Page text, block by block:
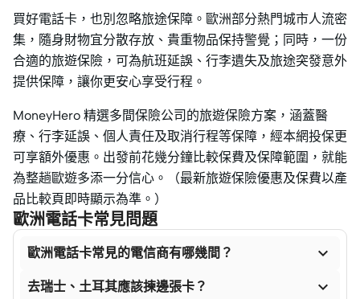
買好電話卡，也別忽略旅途保障。歐洲部分熱門城市人流密
集，隨身財物宜分散存放、貴重物品保持警覺；同時，一份
合適的旅遊保險，可為航班延誤、行李遺失及旅途突發意外
提供保障，讓你更安心享受行程。
MoneyHero 精選多間保險公司的旅遊保險方案，涵蓋醫
療、行李延誤、個人責任及取消行程等保障，經本網投保更
可享額外優惠。出發前花幾分鐘比較保費及保障範圍，就能
為整趟歐遊多添一分信心。（最新旅遊保險優惠及保費以產
品比較頁即時顯示為準。）
歐洲電話卡常見問題
歐洲電話卡常見的電信商有哪幾間？ 
去瑞士、土耳其應該揀邊張卡？ 